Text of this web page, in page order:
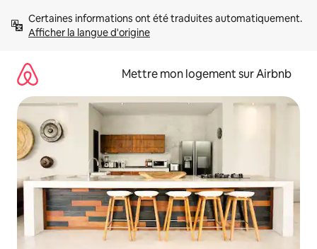
directement
Afficher la langue d'origine
Mettre mon logement sur Airbnb